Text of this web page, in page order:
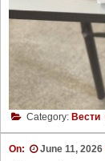
Category: Вести
On: June 11, 2026